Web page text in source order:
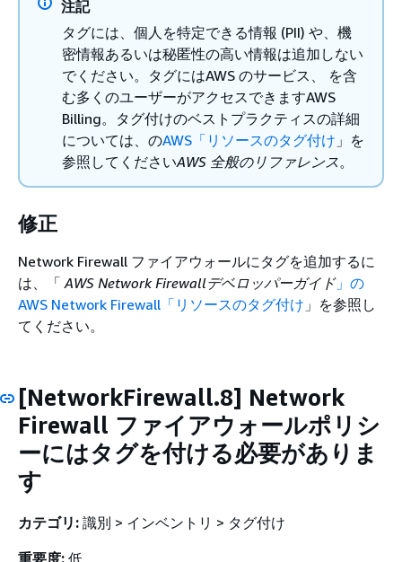
注記
タグには、個人を特定できる情報 (PII) や、機
密情報あるいは秘匿性の高い情報は追加しない
でください。タグにはAWS のサービス、 を含
む多くのユーザーがアクセスできますAWS
Billing。タグ付けのベストプラクティスの詳細
については、のAWS「リソースのタグ付け 」を
参照してくださいAWS 全般のリファレンス。
修正
Network Firewall ファイアウォールにタグを追加するに
は、「 AWS Network Firewallデベロッパーガイド」の
AWS Network Firewall「リソースのタグ付け 」を参照し
てください。
[NetworkFirewall.8] Network
Firewall ファイアウォールポリシ
ーにはタグを付ける必要がありま
す
カテゴリ: 識別 > インベントリ > タグ付け
重要度: 低